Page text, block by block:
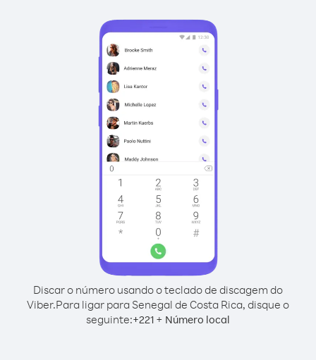
Discar o número usando o teclado de discagem do
Viber.Para ligar para Senegal de Costa Rica, disque o
seguinte:+221 + Número local